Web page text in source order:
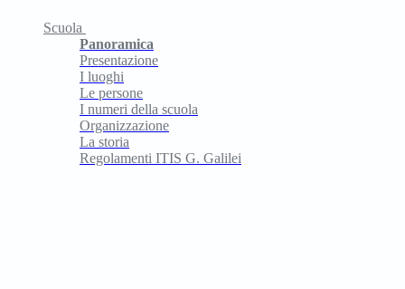
Scuola
Panoramica
Presentazione
I luoghi
Le persone
I numeri della scuola
Organizzazione
La storia
Regolamenti ITIS G. Galilei